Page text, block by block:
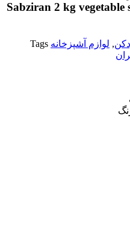
Sabziran 2 kg vegetable
, لوازم آشپزخانه Tags